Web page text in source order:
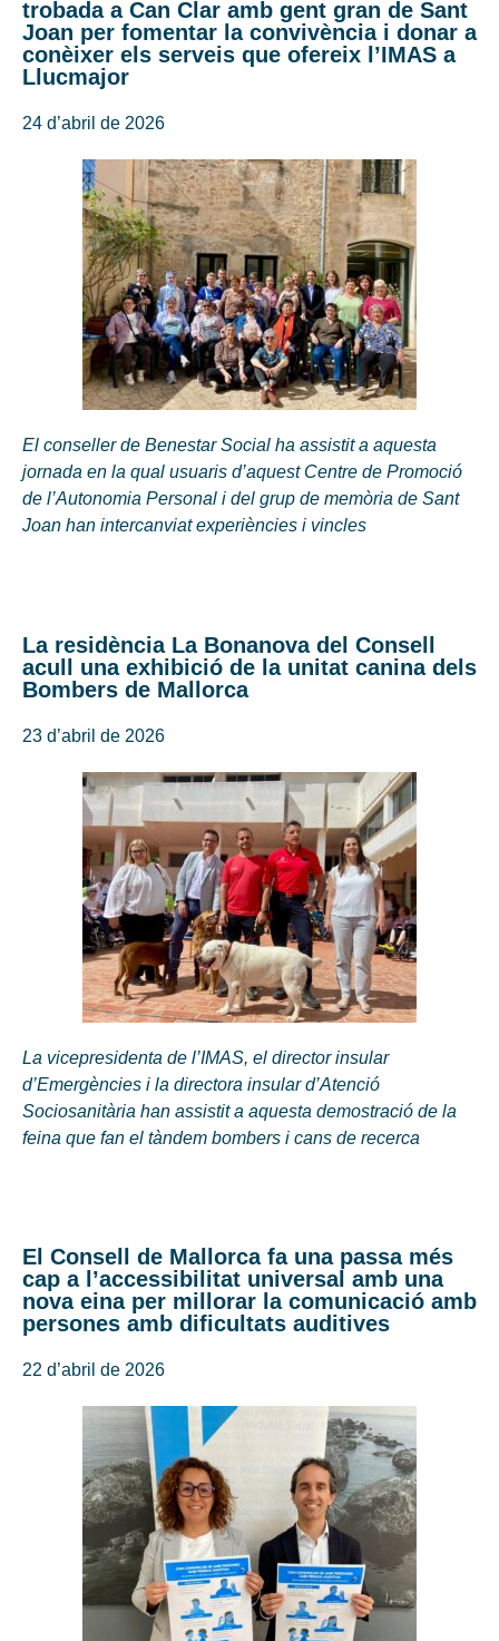
trobada a Can Clar amb gent gran de Sant
Joan per fomentar la convivència i donar a
conèixer els serveis que ofereix l’IMAS a
Llucmajor
24 d’abril de 2026
El conseller de Benestar Social ha assistit a aquesta
jornada en la qual usuaris d’aquest Centre de Promoció
de l’Autonomia Personal i del grup de memòria de Sant
Joan han intercanviat experiències i vincles
La residència La Bonanova del Consell
acull una exhibició de la unitat canina dels
Bombers de Mallorca
23 d’abril de 2026
La vicepresidenta de l’IMAS, el director insular
d’Emergències i la directora insular d’Atenció
Sociosanitària han assistit a aquesta demostració de la
feina que fan el tàndem bombers i cans de recerca
El Consell de Mallorca fa una passa més
cap a l’accessibilitat universal amb una
nova eina per millorar la comunicació amb
persones amb dificultats auditives
22 d’abril de 2026